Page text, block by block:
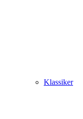
Klassiker